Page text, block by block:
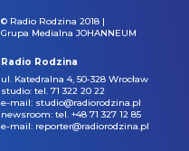
© Radio Rodzina 2018 |
Grupa Medialna JOHANNEUM
Radio Rodzina
ul. Katedralna 4, 50-328 Wrocław
studio: tel. 71 322 20 22
e-mail: studio@radiorodzina.pl
newsroom: tel. +48 71 327 12 85
e-mail: reporter@radiorodzina.pl